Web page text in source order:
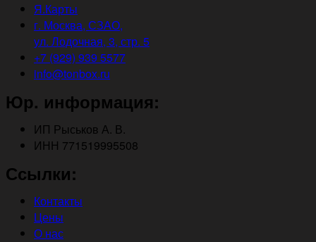
Я.Карты
г. Москва, СЗАО,
ул. Лодочная, 3, стр. 5
+7 (929) 939 5577
info@tonbox.ru
Юр. информация:
ИП Рыськов А. В.
ИНН 771519995508
Ссылки:
Контакты
Цены
О нас